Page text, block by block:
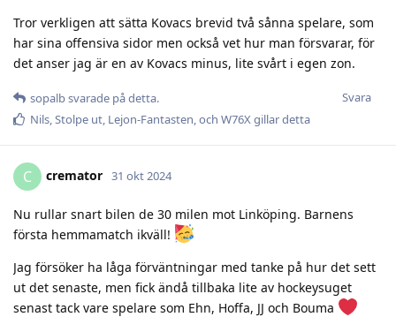
Tror verkligen att sätta Kovacs brevid två sånna spelare, som
har sina offensiva sidor men också vet hur man försvarar, för
det anser jag är en av Kovacs minus, lite svårt i egen zon.
Svara
sopalbsvarade på detta.
Nils,Stolpe ut, Lejon-Fantasten, och W76Xgillar detta
C cremator 31 okt 2024
Nu rullar snart bilen de 30 milen mot Linköping. Barnens
första hemmamatch ikväll!
Jag försöker ha låga förväntningar med tanke på hur det sett
ut det senaste, men fick ändå tillbaka lite av hockeysuget
senast tack vare spelare som Ehn, Hoffa, JJ och Bouma